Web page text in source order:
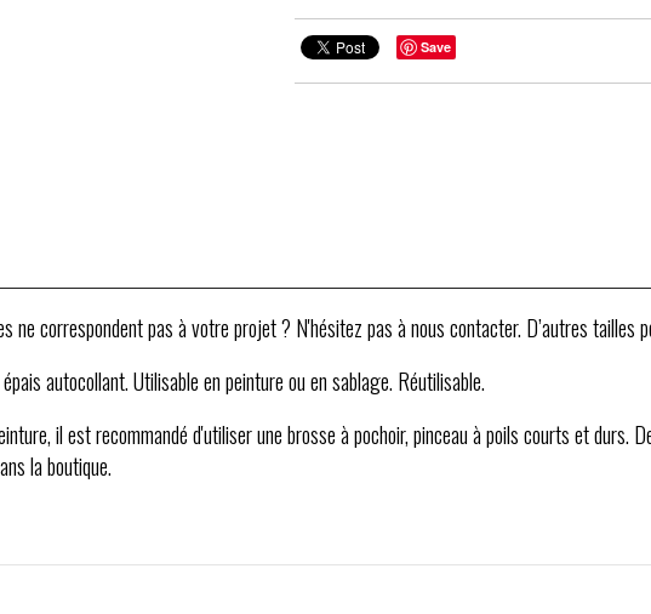
Save
ne correspondent pas à votre projet ? N'hésitez pas à nous contacter. D’autres
autocollant. Utilisable en peinture ou en sablage. Réutilisable.
il est recommandé d'utiliser une brosse à pochoir, pinceau à poils courts et durs.
la boutique.